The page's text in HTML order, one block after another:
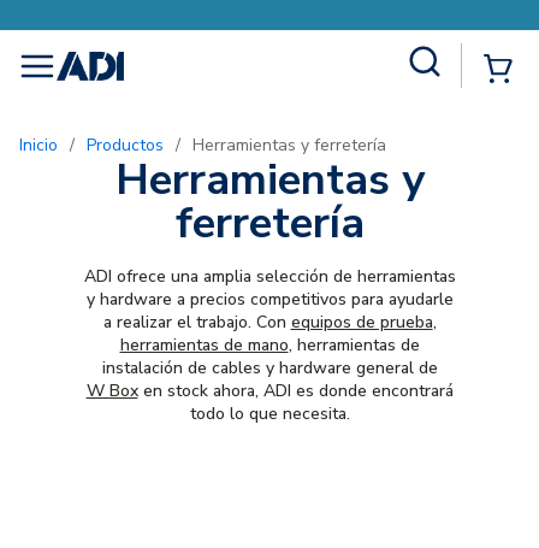
menu
Inicio / Productos / Herramientas y ferretería
Herramientas y
ferretería
ADI ofrece una amplia selección de herramientas
y hardware a precios competitivos para ayudarle
a realizar el trabajo. Con equipos de prueba,
herramientas de mano, herramientas de
instalación de cables y hardware general de
W Boxen stock ahora, ADI es donde encontrará
todo lo que necesita.